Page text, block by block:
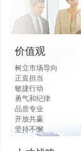
价值观
树立市场导向
正直担当
敏捷行动
勇气和纪律
品质专业
开放共赢
坚持不懈